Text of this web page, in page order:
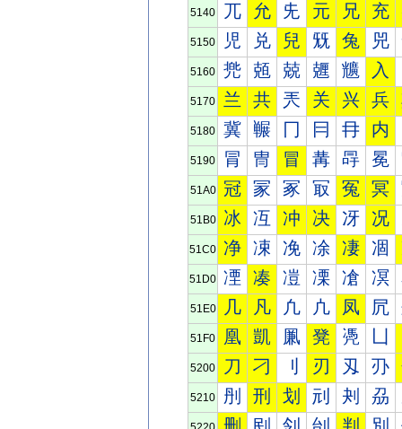
5140 兀 允 兂 元 兄 充
5150 児 兑 兒 兓 兔 兕
5160 兠 兡 兢 兣 兤 入
5170 兰 共 兲 关 兴 兵
5180 冀 冁 冂 冃 冄 内
5190 冐 冑 冒 冓 冔 冕
51A0 冠 冡 冢 冣 冤 冥
51B0 冰 冱 冲 决 冴 况
51C0 净 凁 凂 凃 凄 凅
51D0 凐 凑 凒 凓 凔 凕
51E0 几 凡 凢 凣 凤 凥
51F0 凰 凱 凲 凳 凴
5200 刀 刁 刂 刃 刄 刅
5210 刐 刑 划 刓 刔 刕